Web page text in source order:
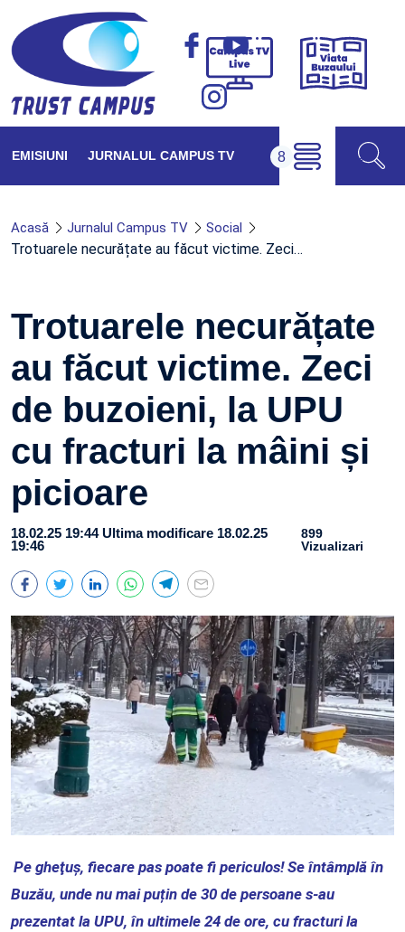
Campus
Viața
EMISIUNI JURNALUL CAMPUS TV
Acasă Jurnalul Campus TV Social
Trotuarele necurățate au făcut victime. Zeci…
Trotuarele necurățate
au făcut victime. Zeci
de buzoieni, la UPU
cu fracturi la mâini și
picioare
18.02.25 19:44 Ultima modificare 18.02.25
19:46
899
Vizualizari
Pe gheţuş, fiecare pas poate fi periculos! Se întâmplă în
Buzău, unde nu mai puțin de 30 de persoane s-au
prezentat la UPU, în ultimele 24 de ore, cu fracturi la